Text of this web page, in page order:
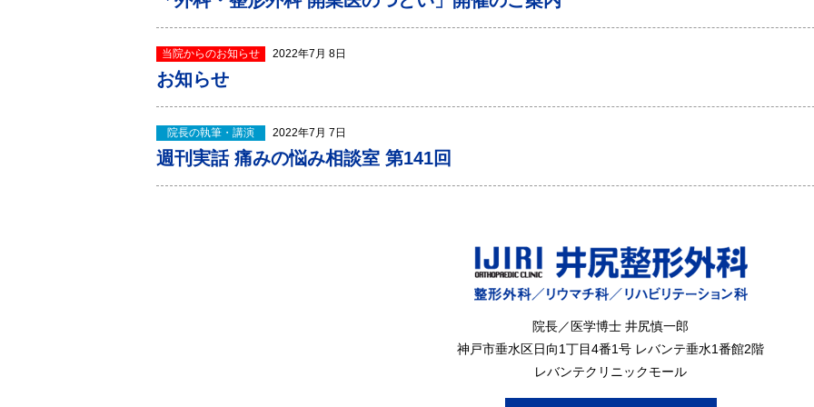
当院からのお知らせ 2022年7月 8日
お知らせ
院長の執筆・講演 2022年7月 7日
週刊実話 痛みの悩み相談室 第141回
院長／医学博士 井尻慎一郎
神戸市垂水区日向1丁目4番1号 レバンテ垂水1番館2階
レバンテクリニックモール